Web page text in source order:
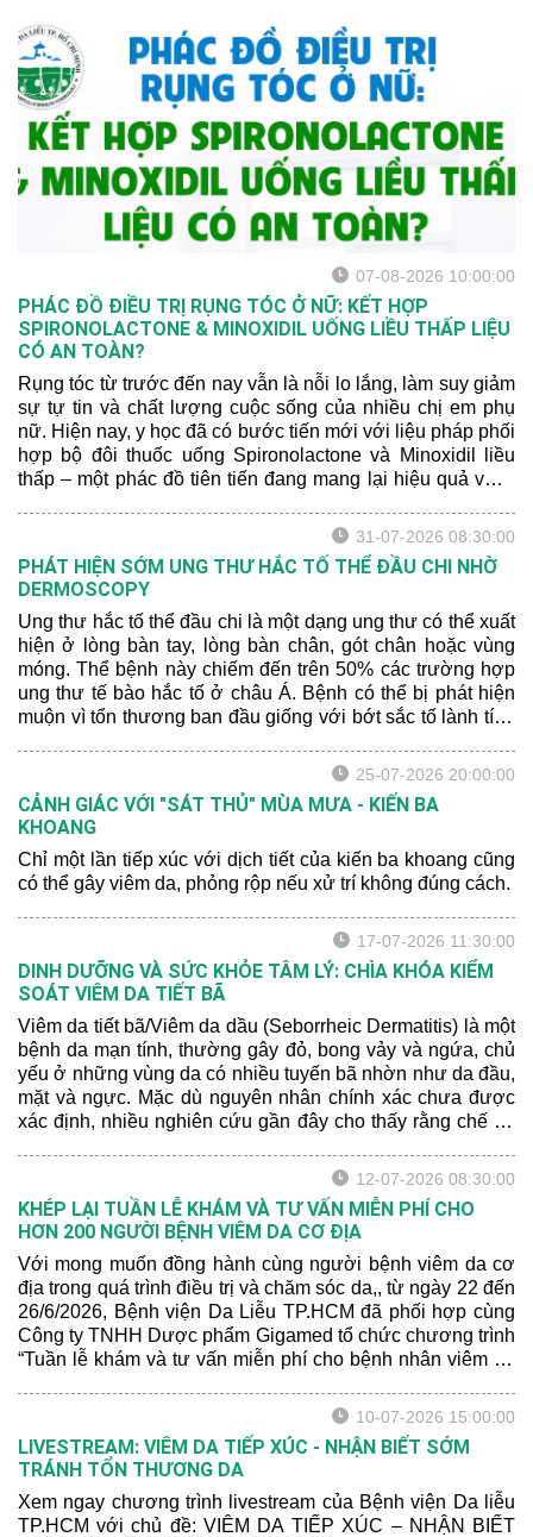
07-08-2026 10:00:00
PHÁC ĐỒ ĐIỀU TRỊ RỤNG TÓC Ở NỮ: KẾT HỢP
SPIRONOLACTONE & MINOXIDIL UỐNG LIỀU THẤP LIỆU
CÓ AN TOÀN?
Rụng tóc từ trước đến nay vẫn là nỗi lo lắng, làm suy giảm
sự tự tin và chất lượng cuộc sống của nhiều chị em phụ
nữ. Hiện nay, y học đã có bước tiến mới với liệu pháp phối
hợp bộ đôi thuốc uống Spironolactone và Minoxidil liều
thấp – một phác đồ tiên tiến đang mang lại hiệu quả vượt
31-07-2026 08:30:00
PHÁT HIỆN SỚM UNG THƯ HẮC TỐ THỂ ĐẦU CHI NHỜ
DERMOSCOPY
Ung thư hắc tố thể đầu chi là một dạng ung thư có thể xuất
hiện ở lòng bàn tay, lòng bàn chân, gót chân hoặc vùng
móng. Thể bệnh này chiếm đến trên 50% các trường hợp
ung thư tế bào hắc tố ở châu Á. Bệnh có thể bị phát hiện
muộn vì tổn thương ban đầu giống với bớt sắc tố lành tính
25-07-2026 20:00:00
CẢNH GIÁC VỚI "SÁT THỦ" MÙA MƯA - KIẾN BA
KHOANG
Chỉ một lần tiếp xúc với dịch tiết của kiến ba khoang cũng
có thể gây viêm da, phỏng rộp nếu xử trí không đúng cách.
17-07-2026 11:30:00
DINH DƯỠNG VÀ SỨC KHỎE TÂM LÝ: CHÌA KHÓA KIỂM
SOÁT VIÊM DA TIẾT BÃ
Viêm da tiết bã/Viêm da dầu (Seborrheic Dermatitis) là một
bệnh da mạn tính, thường gây đỏ, bong vảy và ngứa, chủ
yếu ở những vùng da có nhiều tuyến bã nhờn như da đầu,
mặt và ngực. Mặc dù nguyên nhân chính xác chưa được
xác định, nhiều nghiên cứu gần đây cho thấy rằng chế độ
12-07-2026 08:30:00
KHÉP LẠI TUẦN LỄ KHÁM VÀ TƯ VẤN MIỄN PHÍ CHO
HƠN 200 NGƯỜI BỆNH VIÊM DA CƠ ĐỊA
Với mong muốn đồng hành cùng người bệnh viêm da cơ
địa trong quá trình điều trị và chăm sóc da,, từ ngày 22 đến
26/6/2026, Bệnh viện Da Liễu TP.HCM đã phối hợp cùng
Công ty TNHH Dược phẩm Gigamed tổ chức chương trình
“Tuần lễ khám và tư vấn miễn phí cho bệnh nhân viêm da
10-07-2026 15:00:00
LIVESTREAM: VIÊM DA TIẾP XÚC - NHẬN BIẾT SỚM
TRÁNH TỔN THƯƠNG DA
Xem ngay chương trình livestream của Bệnh viện Da liễu
TP.HCM với chủ đề: VIÊM DA TIẾP XÚC – NHẬN BIẾT